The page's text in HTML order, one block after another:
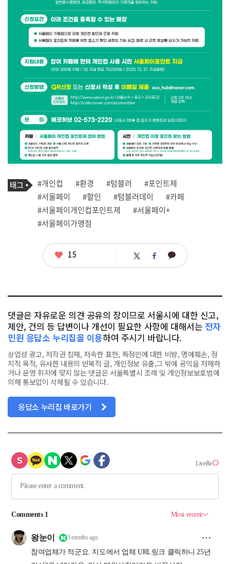
사
관
련
태
그
태
그
#개인컵 #환경 #텀블러
#포인트제
#서울페이
#할인 #텀블러데이
#카페
#서울페이개인컵포인트제
#서울페이+
#서울페이가맹점
좋
15 트 페 카
댓글은 자유로운 의견 공유의 장이므로 서울시에 대한 신고,
제안, 건의 등 답변이나 개선이 필요한 사항에 대해서는 전자
민원 응답소 누리집을 이용하여 주시기 바랍니다.
상업성 광고, 저작권 침해, 저속한 표현, 특정인에 대한 비방, 명예훼손, 정
치적 목적, 유사한 내용의 반복적 글, 개인정보 유출,그 밖에 공익을 저해하
거나 운영 취지에 맞지 않는 댓글은 서울특별시 조례 및 개인정보보호법에
의해 통보없이 삭제될 수 있습니다.
응답소 누리집 바로가기